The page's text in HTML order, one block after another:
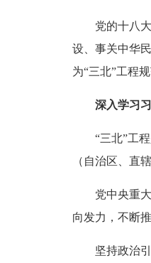
党的十八大以
设、事关中华
为“三北”工程
深入学习
“三北”工程
（自治区、直
党中央重大决
向发力，不断
坚持政治引领